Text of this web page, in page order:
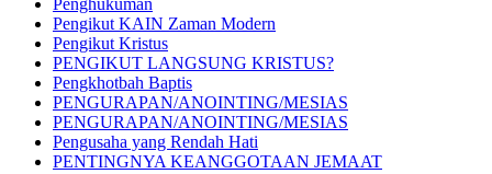
Penghukuman
Pengikut KAIN Zaman Modern
Pengikut Kristus
PENGIKUT LANGSUNG KRISTUS?
Pengkhotbah Baptis
PENGURAPAN/ANOINTING/MESIAS
PENGURAPAN/ANOINTING/MESIAS
Pengusaha yang Rendah Hati
PENTINGNYA KEANGGOTAAN JEMAAT